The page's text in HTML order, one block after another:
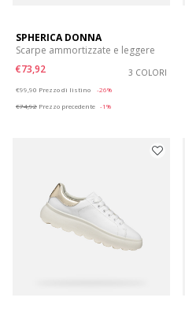
SPHERICA DONNA
Scarpe ammortizzate e leggere
€73,92
3 COLORI
€99,90 Prezzo di listino
-26%
€74,92 Prezzo precedente -1%